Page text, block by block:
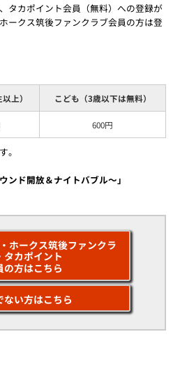
タカポイント会員（無料）への登録が
ークス筑後ファンクラブ会員の方は登
上） こども（3歳以下は無料）
600円
。
ンド開放＆ナイトバブル～」
ホークス筑後ファンクラ
タカポイント
の方はこちら
ない方はこちら